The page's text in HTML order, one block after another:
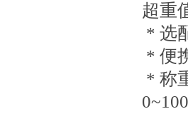
超重
* 选
* 便
* 称